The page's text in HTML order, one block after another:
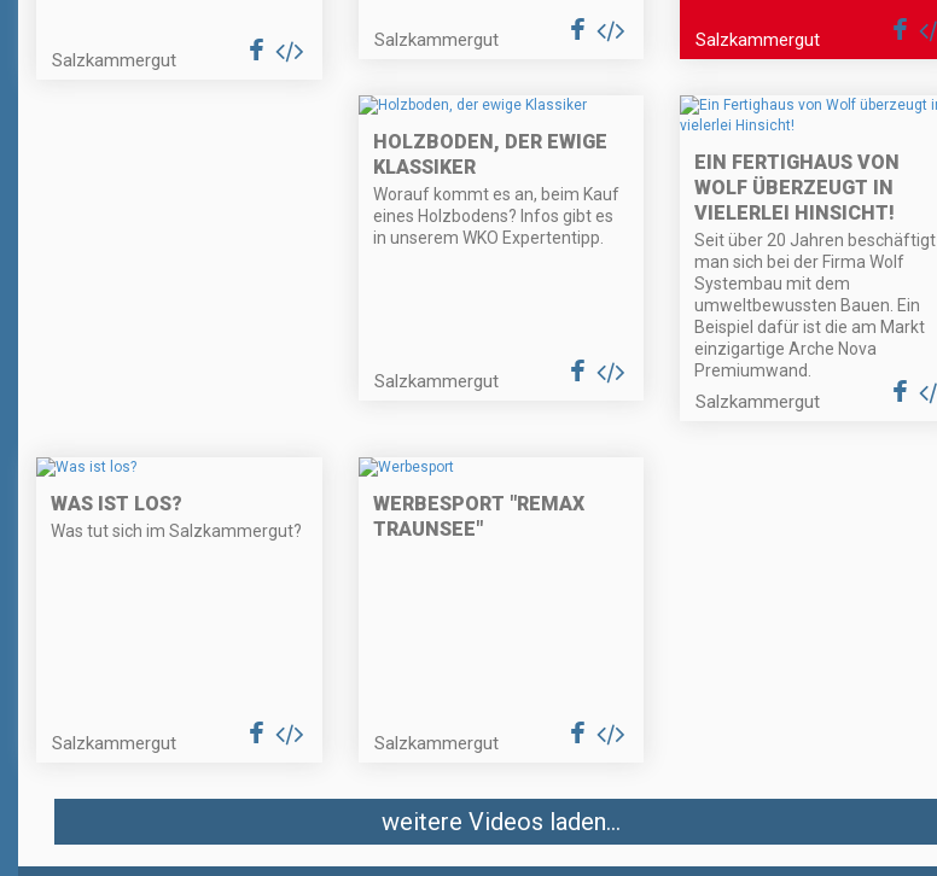
Salzkammergut
Salzkammergut Salzkammergut
HOLZBODEN, DER EWIGE
KLASSIKER
Worauf kommt es an, beim Kauf
eines Holzbodens? Infos gibt es
in unserem WKO Expertentipp.
Salzkammergut
EIN FERTIGHAUS VON
WOLF ÜBERZEUGT IN
VIELERLEI HINSICHT!
Seit über 20 Jahren beschäftigt
man sich bei der Firma Wolf
Systembau mit dem
umweltbewussten Bauen. Ein
Beispiel dafür ist die am Markt
einzigartige Arche Nova
Premiumwand.
Salzkammergut
WAS IST LOS?
Was tut sich im Salzkammergut?
Salzkammergut
WERBESPORT "REMAX
TRAUNSEE"
Salzkammergut
weitere Videos laden...